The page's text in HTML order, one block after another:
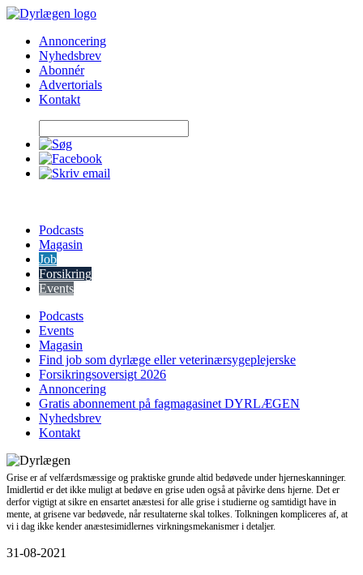
Skip
contentAnnoncering
Nyhedsbrev
Abonnér
Advertorials
Kontakt
Podcasts
Magasin
Job
Forsikring
Events
Podcasts
Events
Magasin
Find job som dyrlæge eller veterinærsygeplejerske
Forsikringsoversigt 2026
Annoncering
Gratis abonnement på fagmagasinet DYRLÆGEN
Nyhedsbrev
Kontakt
Grise er af velfærdsmæssige og praktiske grunde altid bedøvede under hjerneskanninger.
Imidlertid er det ikke muligt at bedøve en grise uden også at påvirke dens hjerne. Det er
derfor vigtigt at sikre en ensartet anæstesi for alle grise i studierne og samtidigt have in
mente, at grisene var bedøvede, når resultaterne skal tolkes. Tolkningen kompliceres af, at
vi i dag ikke kender anæstesimidlernes virkningsmekanismer i detaljer.
31-08-2021